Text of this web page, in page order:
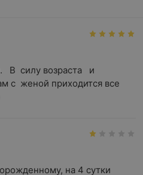
В  силу возраста   и
с  женой приходится все
на 4 сутки